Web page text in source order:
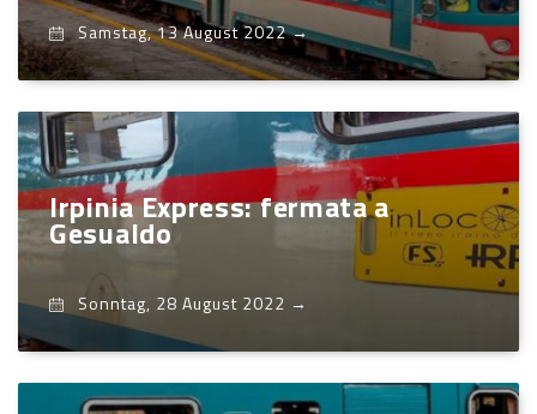
Samstag, 13 August 2022→
Irpinia Express: fermata a
Gesualdo
Sonntag, 28 August 2022 →